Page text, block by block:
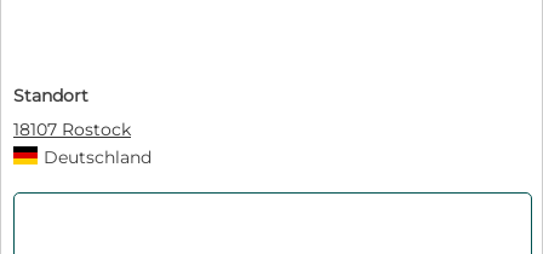
Standort
18107 Rostock
Deutschland